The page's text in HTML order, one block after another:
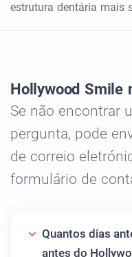
estrutura dentária mais
Hollywood Smile
Se não encontrar
pergunta, pode
de correio
formulário de
Quantos dias
antes do